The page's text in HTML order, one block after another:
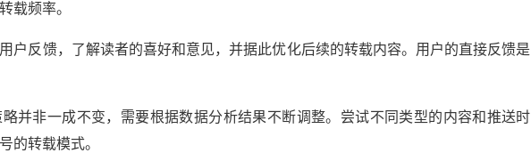
载频率。
户反馈，了解读者的喜好和意见，并据此优化后续的转载内容。用户的直接反馈是
并非一成不变，需要根据数据分析结果不断调整。尝试不同类型的内容和推送时
的转载模式。